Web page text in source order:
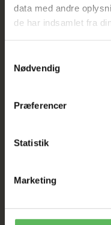
data med andre
de har indsamlet fra
Nødvendig
Præferencer
Statistik
Marketing
TIL
Tilbud
I